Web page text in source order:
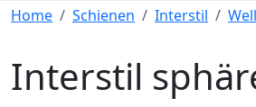
Home Schienen Interstil
Interstil